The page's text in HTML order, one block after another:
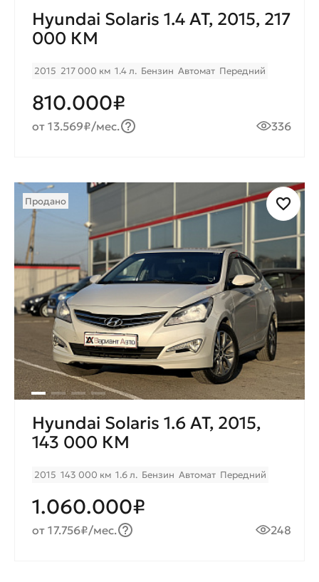
Hyundai Solaris 1.4 AT, 2015, 217
000 КМ
2015 217 000 км 1.4 л. Бензин Автомат Передний
810.000₽
от 13.569₽/мес. 336
Продано
Hyundai Solaris 1.6 AT, 2015,
143 000 КМ
2015 143 000 км 1.6 л. Бензин Автомат Передний
1.060.000₽
от 17.756₽/мес. 248